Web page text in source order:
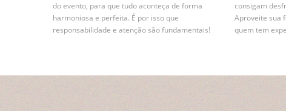
do evento, para que tudo aconteça de forma
harmoniosa e perfeita. É por isso que
responsabilidade e atenção são fundamentais!
consigam
Aproveite sua
quem tem